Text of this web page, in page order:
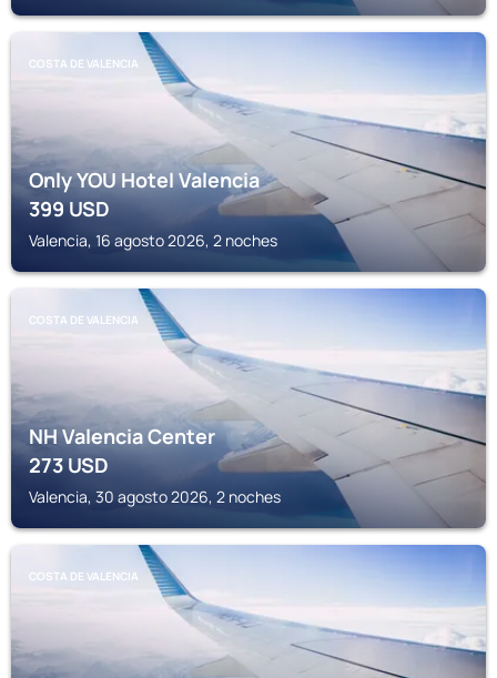
COSTA DE VALENCIA
Only YOU Hotel Valencia
399USD
Valencia, 16 agosto 2026, 2 noches
COSTA DE VALENCIA
NH Valencia Center
273USD
Valencia, 30 agosto 2026, 2 noches
COSTA DE VALENCIA